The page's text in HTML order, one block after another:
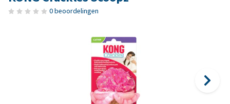
0 beoordelingen